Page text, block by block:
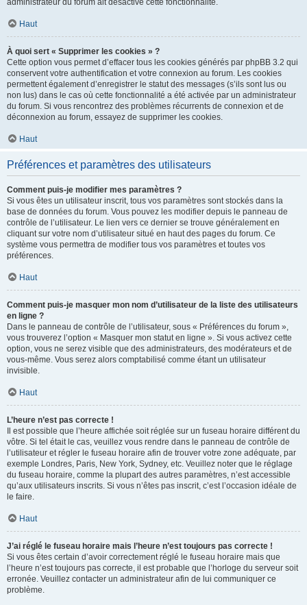
administrateur du forum ait désactivé cette fonctionnalité.
Haut
À quoi sert « Supprimer les cookies » ?
Cette option vous permet d’effacer tous les cookies générés par phpBB 3.2 qui
conservent votre authentification et votre connexion au forum. Les cookies
permettent également d’enregistrer le statut des messages (s’ils sont lus ou
non lus) dans le cas où cette fonctionnalité a été activée par un administrateur
du forum. Si vous rencontrez des problèmes récurrents de connexion et de
déconnexion au forum, essayez de supprimer les cookies.
Haut
Préférences et paramètres des utilisateurs
Comment puis-je modifier mes paramètres ?
Si vous êtes un utilisateur inscrit, tous vos paramètres sont stockés dans la
base de données du forum. Vous pouvez les modifier depuis le panneau de
contrôle de l’utilisateur. Le lien vers ce dernier se trouve généralement en
cliquant sur votre nom d’utilisateur situé en haut des pages du forum. Ce
système vous permettra de modifier tous vos paramètres et toutes vos
préférences.
Haut
Comment puis-je masquer mon nom d’utilisateur de la liste des utilisateurs
en ligne ?
Dans le panneau de contrôle de l’utilisateur, sous « Préférences du forum »,
vous trouverez l’option « Masquer mon statut en ligne ». Si vous activez cette
option, vous ne serez visible que des administrateurs, des modérateurs et de
vous-même. Vous serez alors comptabilisé comme étant un utilisateur
invisible.
Haut
L’heure n’est pas correcte !
Il est possible que l’heure affichée soit réglée sur un fuseau horaire différent du
vôtre. Si tel était le cas, veuillez vous rendre dans le panneau de contrôle de
l’utilisateur et régler le fuseau horaire afin de trouver votre zone adéquate, par
exemple Londres, Paris, New York, Sydney, etc. Veuillez noter que le réglage
du fuseau horaire, comme la plupart des autres paramètres, n’est accessible
qu’aux utilisateurs inscrits. Si vous n’êtes pas inscrit, c’est l’occasion idéale de
le faire.
Haut
J’ai réglé le fuseau horaire mais l’heure n’est toujours pas correcte !
Si vous êtes certain d’avoir correctement réglé le fuseau horaire mais que
l’heure n’est toujours pas correcte, il est probable que l’horloge du serveur soit
erronée. Veuillez contacter un administrateur afin de lui communiquer ce
problème.